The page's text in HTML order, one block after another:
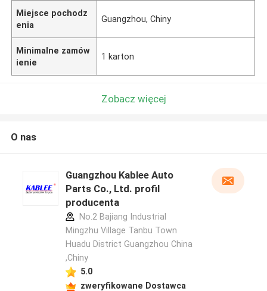
Miejsce pochodz
enia
Guangzhou, Chiny
Minimalne zamów
ienie
1 karton
Zobacz więcej
O nas
Guangzhou Kablee Auto
Parts Co., Ltd. profil
producenta
No.2 Bajiang Industrial
Mingzhu Village Tanbu Town
Huadu District Guangzhou China
,Chiny
5.0
zweryfikowane Dostawca